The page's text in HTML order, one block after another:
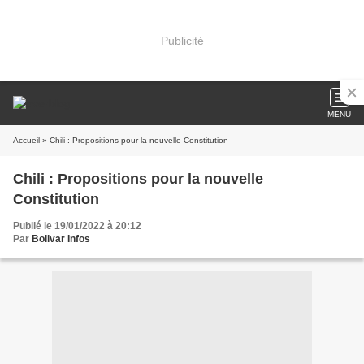
Publicité
MENU
Accueil » Chili : Propositions pour la nouvelle Constitution
Chili : Propositions pour la nouvelle
Constitution
Publié le 19/01/2022 à 20:12
Par Bolivar Infos